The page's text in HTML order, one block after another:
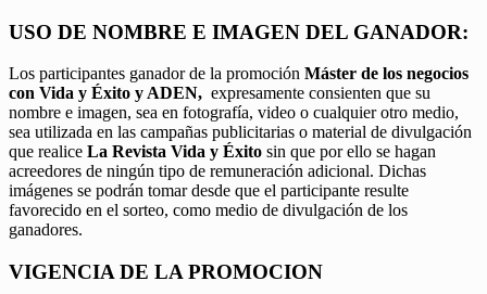
USO DE NOMBRE E IMAGEN DEL GANADOR:
Los participantes ganador de la promoción Máster de los negocios
con Vida y Éxito y ADEN, expresamente consienten que su
nombre e imagen, sea en fotografía, video o cualquier otro medio,
sea utilizada en las campañas publicitarias o material de divulgación
que realice La Revista Vida y Éxito sin que por ello se hagan
acreedores de ningún tipo de remuneración adicional. Dichas
imágenes se podrán tomar desde que el participante resulte
favorecido en el sorteo, como medio de divulgación de los
ganadores.
VIGENCIA DE LA PROMOCION